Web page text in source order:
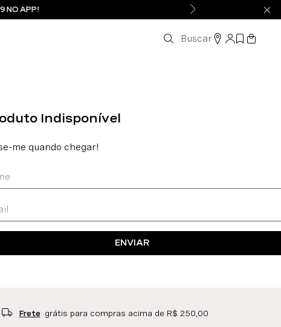
NO APP!
Buscar
ENVIAR
Frete grátis para compras acima de R$ 250,00